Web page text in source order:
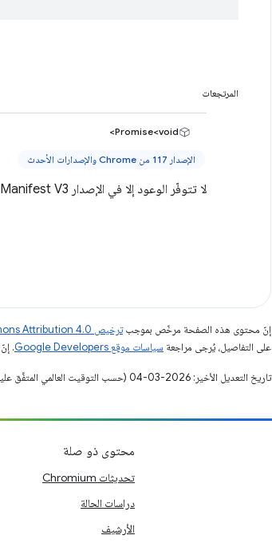
المرتجعات
Promise<void>
الإصدار 117 من Chrome والإصدارات الأحدث
لا تتوفّر الوعود إلا في الإصدار Manifest V3 والإصدارات الأحدث، بينما تحتاج المنصات الأخرى إلى استخدام عمليات رد الاتصال.
إنّ محتوى هذه الصفحة مرخّص بموجبترخيص Creative Commons Attribution 4.0‏
على التفاصيل، يُرجى مراجعة سياسات موقع Google Developers‏ . إنّ Java هي علامة تجارية مسجَّلة لشركة Oracle و/أو شركائها التابعين.
تاريخ التعديل الأخير: 2026-03-04 (حسب التوقيت العالمي المتفَّق عليه)
محتوى ذو صلة
تحديثات Chromium
دراسات الحالة
الأرشيف